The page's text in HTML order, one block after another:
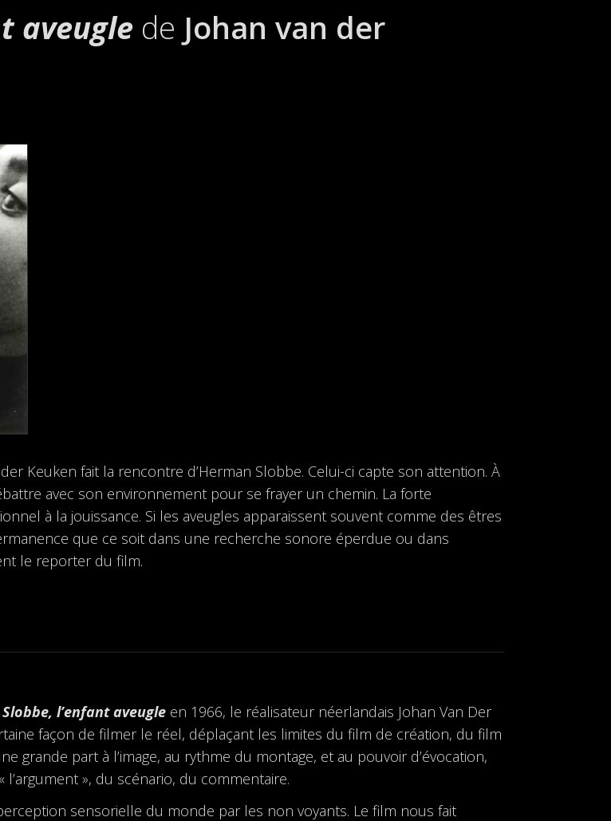
aveugle de Johan van der
Keuken fait la rencontre d’Herman Slobbe. Celui-ci capte son attention. À
avec son environnement pour se frayer un chemin. La forte
à la jouissance. Si les aveugles apparaissent souvent comme des êtres
que ce soit dans une recherche sonore éperdue ou dans
le reporter du film.
l’enfant aveugle en 1966, le réalisateur néerlandais Johan Van Der
façon de filmer le réel, déplaçant les limites du film de création, du film
grande part à l’image, au rythme du montage, et au pouvoir d’évocation,
», du scénario, du commentaire.
sensorielle du monde par les non voyants. Le film nous fait